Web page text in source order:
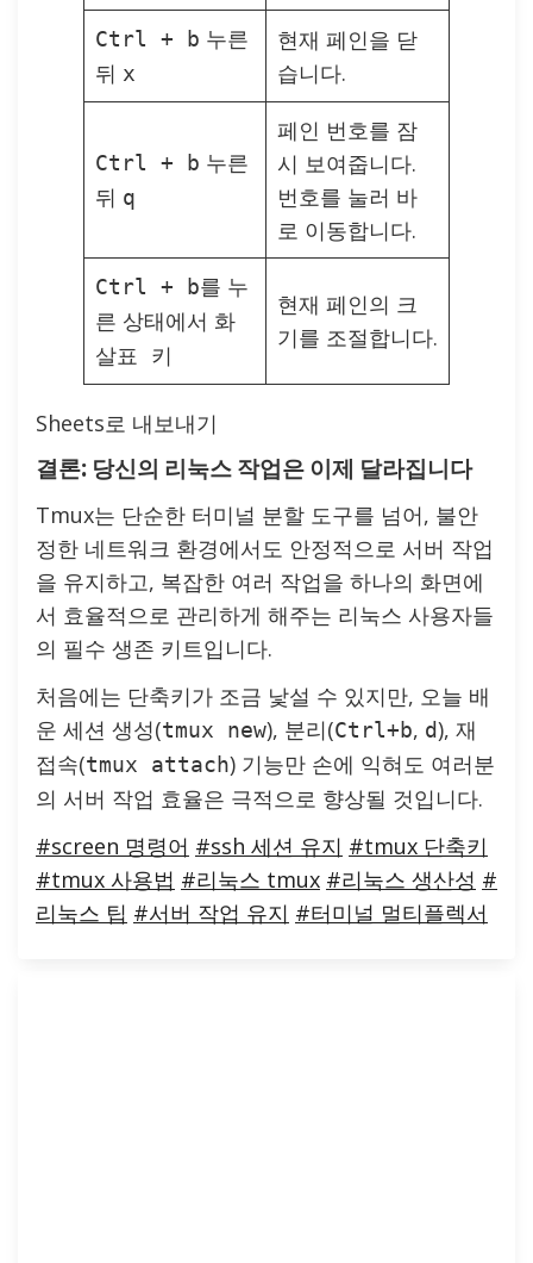
Ctrl + b 누른
뒤 x
현재 페인을 닫
습니다.
Ctrl + b 누른
뒤 q
페인 번호를 잠
시 보여줍니다.
번호를 눌러 바
로 이동합니다.
Ctrl + b를 누
른 상태에서 화
살표 키
현재 페인의 크
기를 조절합니다.
Sheets로 내보내기
결론: 당신의 리눅스 작업은 이제 달라집니다
Tmux는 단순한 터미널 분할 도구를 넘어, 불안
정한 네트워크 환경에서도 안정적으로 서버 작업
을 유지하고, 복잡한 여러 작업을 하나의 화면에
서 효율적으로 관리하게 해주는 리눅스 사용자들
의 필수 생존 키트입니다.
처음에는 단축키가 조금 낯설 수 있지만, 오늘 배
운 세션 생성(tmux new), 분리(Ctrl+b, d), 재
접속(tmux attach) 기능만 손에 익혀도 여러분
의 서버 작업 효율은 극적으로 향상될 것입니다.
#screen 명령어 #ssh 세션 유지 #tmux 단축키
#tmux 사용법 #리눅스 tmux #리눅스 생산성 #
리눅스 팁 #서버 작업 유지 #터미널 멀티플렉서